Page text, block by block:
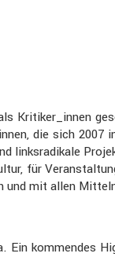
Kritiker_innen
die sich
links­ra­di­kale
für
und mit allen
kommendes